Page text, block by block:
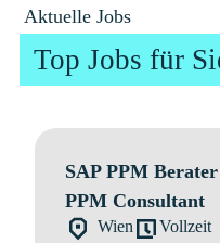
Aktuelle Jobs
Top Jobs für
SAP PPM
PPM Consultant
Wien Vollzeit